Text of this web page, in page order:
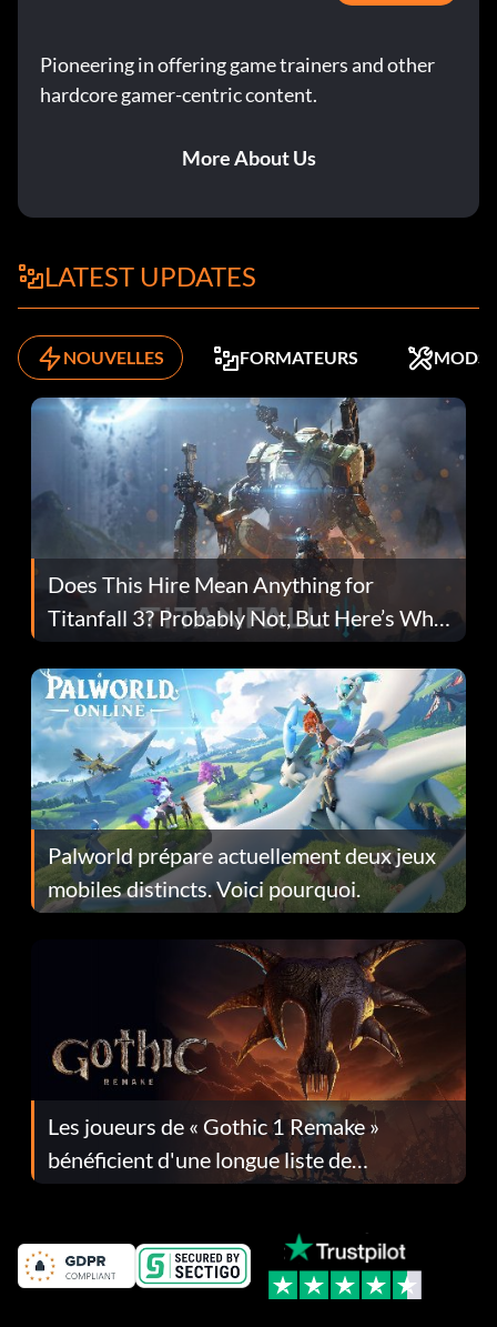
Pioneering in offering game trainers and other
hardcore gamer-centric content.
More About Us
LATEST UPDATES
NOUVELLES FORMATEURS MODS
Does This Hire Mean Anything for
Titanfall 3? Probably Not, But Here’s Why
Fans Are Hopeful
Palworld prépare actuellement deux jeux
mobiles distincts. Voici pourquoi.
Les joueurs de « Gothic 1 Remake »
bénéficient d'une longue liste de
corrections dans la mise à jour 1.0.4